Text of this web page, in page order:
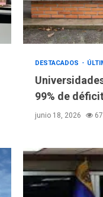
DESTACADOS
99% de
junio 18, 2026